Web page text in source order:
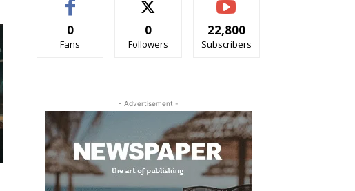
0
Fans
0
Followers
22,800
Subscribers
- Advertisement -